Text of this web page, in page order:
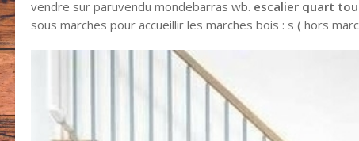
vendre sur paruvendu mondebarras wb. escalier quart
sous marches pour accueillir les marches bois : s ( hors